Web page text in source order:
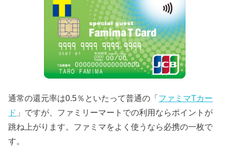
通常の還元率は0.5％といたって普通の「 ファミマTカー
ド 」ですが、ファミリーマートでの利用ならポイントが
跳ね上がります。ファミマをよく使うなら必携の一枚で
す。